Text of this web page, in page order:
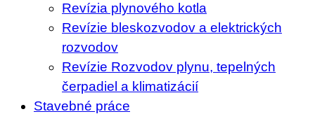
Revízia plynového kotla
Revízie bleskozvodov a elektrických
rozvodov
Revízie Rozvodov plynu, tepelných
čerpadiel a klimatizácií
Stavebné práce